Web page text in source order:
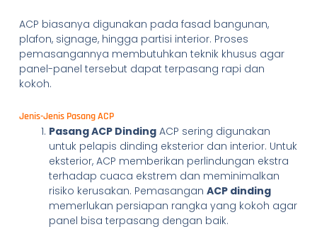
ACP biasanya digunakan pada fasad bangunan,
plafon, signage, hingga partisi interior. Proses
pemasangannya membutuhkan teknik khusus agar
panel-panel tersebut dapat terpasang rapi dan
kokoh.
Jenis-Jenis Pasang ACP
Pasang ACP DindingACP sering digunakan
untuk pelapis dinding eksterior dan interior. Untuk
eksterior, ACP memberikan perlindungan ekstra
terhadap cuaca ekstrem dan meminimalkan
risiko kerusakan. Pemasangan ACP dinding
memerlukan persiapan rangka yang kokoh agar
panel bisa terpasang dengan baik.